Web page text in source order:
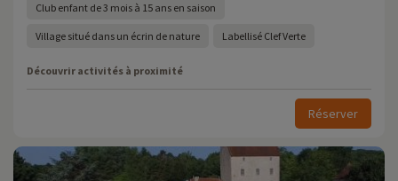
Club enfant de 3 mois à 15 ans en saison
Village situé dans un écrin de nature Labellisé Clef Verte
Découvrir activités à proximité
Réserver